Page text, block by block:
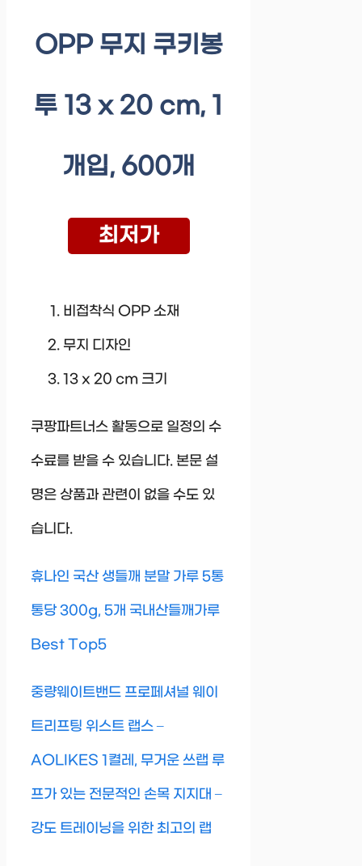
OPP 무지 쿠키봉
투 13 x 20 cm, 1
개입, 600개
최저가
비접착식 OPP 소재
무지 디자인
13 x 20 cm 크기
쿠팡파트너스 활동으로 일정의 수
수료를 받을 수 있습니다. 본문 설
명은 상품과 관련이 없을 수도 있
습니다.
휴나인 국산 생들깨 분말 가루 5통
통당 300g, 5개 국내산들깨가루
Best Top5
중량웨이트밴드 프로페셔널 웨이
트리프팅 위스트 랩스 –
AOLIKES 1켤레, 무거운 쓰랩 루
프가 있는 전문적인 손목 지지대 –
강도 트레이닝을 위한 최고의 랩